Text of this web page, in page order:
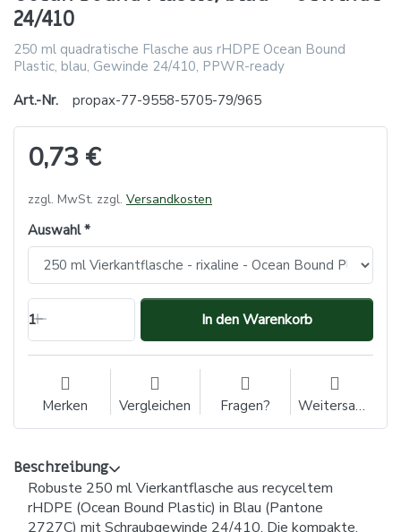
24/410
250 ml quadratische Flasche aus rHDPE Ocean Bound
Plastic, blau, Gewinde 24/410, PPWR-ready
Art.-Nr.
propax-77-9558-5705-79/965
0,73 €
zzgl. MwSt. zzgl. Versandkosten
Auswahl
1 In den Warenkorb
Merken Vergleichen Fragen? Weitersagen
Beschreibung
Robuste 250 ml Vierkantflasche aus recyceltem
rHDPE (Ocean Bound Plastic) in Blau (Pantone
2727C) mit Schraubgewinde 24/410. Die kompakte,